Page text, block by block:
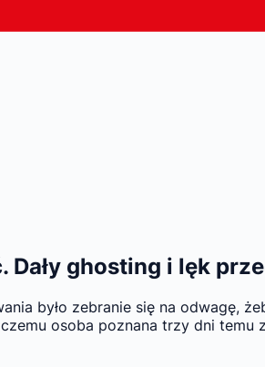
ghosting i lęk
było zebranie się na odwagę,
osoba poznana trzy dni